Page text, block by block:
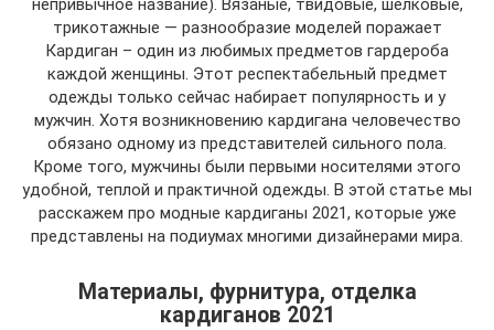
непривычное название). Вязаные, твидовые, шелковые,
трикотажные — разнообразие моделей поражает
Кардиган – один из любимых предметов гардероба
каждой женщины. Этот респектабельный предмет
одежды только сейчас набирает популярность и у
мужчин. Хотя возникновению кардигана человечество
обязано одному из представителей сильного пола.
Кроме того, мужчины были первыми носителями этого
удобной, теплой и практичной одежды. В этой статье мы
расскажем про модные кардиганы 2021, которые уже
представлены на подиумах многими дизайнерами мира.
Материалы, фурнитура, отделка
кардиганов 2021